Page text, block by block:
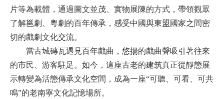
片等為載體，通過圖文並茂、實物展陳的方式，帶領觀眾
了解邕劇、粵劇的百年傳承，感受中國與東盟國家之間密
切的戲劇文化交流。
當古城磚瓦遇見百年戲曲，悠揚的戲曲聲吸引著往來
的市民、游客駐足。如今，這座古老的建筑真正從靜態展
示轉變為活態傳承文化空間，成為一座“可聽、可看、可共
鳴”的老南寧文化記憶場所。